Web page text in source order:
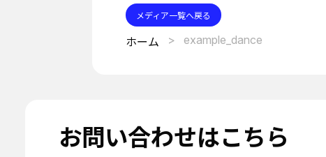
メディア一覧へ戻る
ホーム example_dance
お問い合わせはこちら